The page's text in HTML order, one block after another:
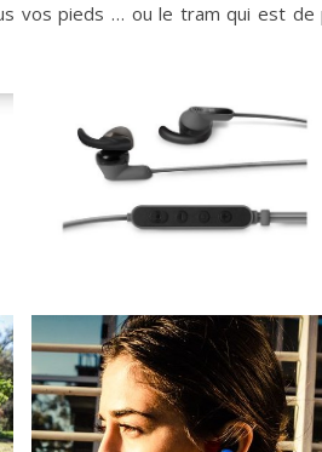
vos pieds … ou le tram qui est de